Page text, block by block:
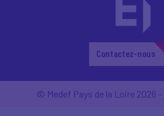
Contactez-nous
© Medef Pays de la Loire 2026 -